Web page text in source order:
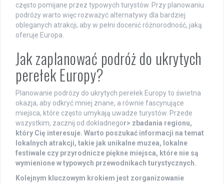
często pomijane przez typowych turystów. Przy planowaniu
podróży warto więc rozważyć alternatywy dla bardziej
obleganych atrakcji, aby w pełni docenić różnorodność, jaką
oferuje Europa.
Jak zaplanować podróż do ukrytych
perełek Europy?
Planowanie podróży do ukrytych perełek Europy to świetna
okazja, aby odkryć mniej znane, a równie fascynujące
miejsca, które często umykają uwadze turystów. Przede
wszystkim, zacznij od dokładnegor> zbadania regionu,
który Cię interesuje. Warto poszukać informacji na temat
lokalnych atrakcji, takie jak unikalne muzea, lokalne
festiwale czy przyrodnicze piękne miejsca, które nie są
wymienione w typowych przewodnikach turystycznych.
Kolejnym kluczowym krokiem jest zorganizowanie